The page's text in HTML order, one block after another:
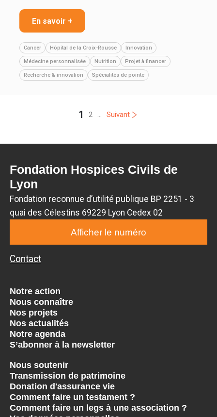
En savoir +
Cancer Hôpital de la Croix-Rousse Innovation
Médecine personnalisée Nutrition Projet à financer
Recherche & innovation Spécialités de pointe
1 2 ... Suivant
Fondation Hospices Civils de
Lyon
Fondation reconnue d’utilité publique BP 2251 - 3
quai des Célestins 69229 Lyon Cedex 02
Afficher le numéro
Contact
Notre action
Nous connaître
Nos projets
Nos actualités
Notre agenda
S’abonner à la newsletter
Nous soutenir
Transmission de patrimoine
Donation d'assurance vie
Comment faire un testament ?
Comment faire un legs à une association ?